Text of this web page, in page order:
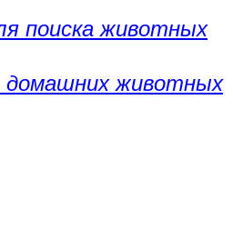
поиска животных
домашних животных